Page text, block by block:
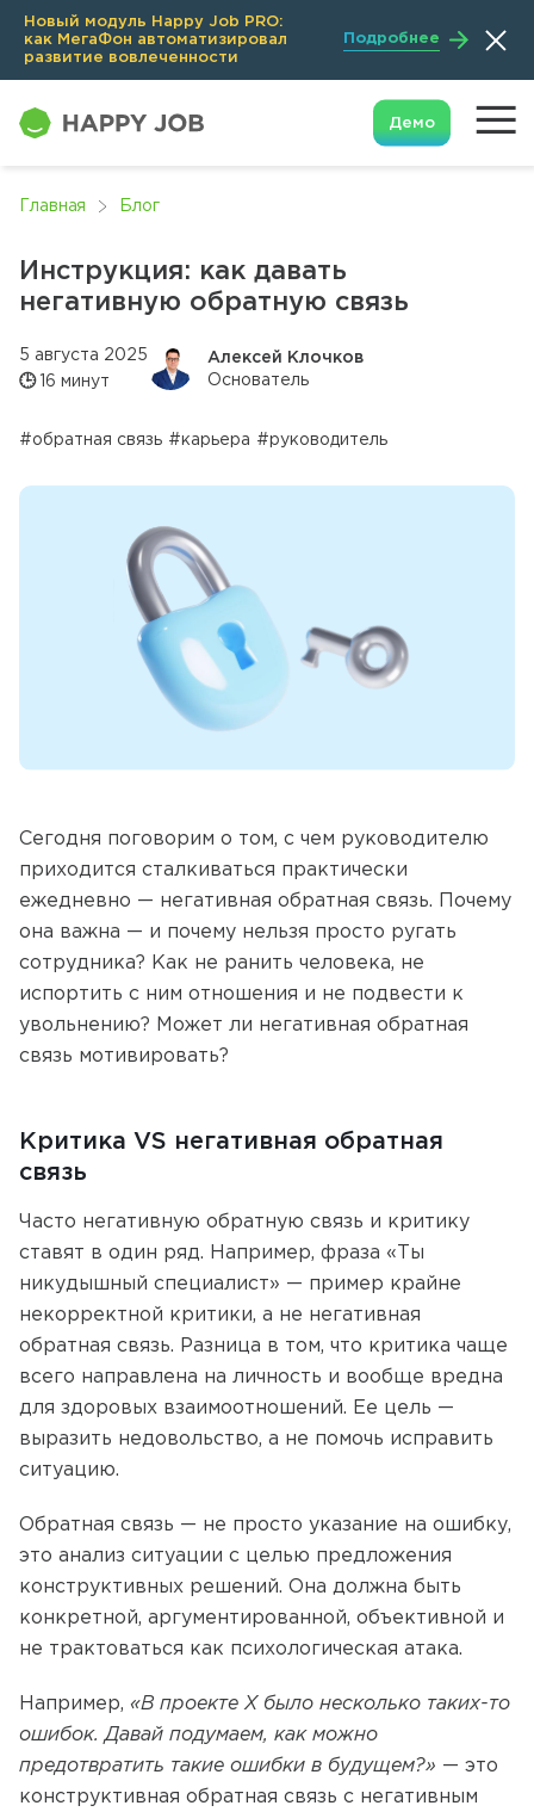
Новый модуль Happy Job PRO:
как МегаФон автоматизировал
развитие вовлеченности
Подробнее
Демо
Главная Блог
Инструкция: как давать
негативную обратную связь
5 августа 2025
🕒
16 минут
Алексей Клочков
Основатель
#обратная связь #карьера #руководитель
Сегодня поговорим о том, с чем руководителю
приходится сталкиваться практически
ежедневно — негативная обратная связь. Почему
она важна — и почему нельзя просто ругать
сотрудника? Как не ранить человека, не
испортить с ним отношения и не подвести к
увольнению? Может ли негативная обратная
связь мотивировать?
Критика VS негативная обратная
связь
Часто негативную обратную связь и критику
ставят в один ряд. Например, фраза «Ты
никудышный специалист» — пример крайне
некорректной критики, а не негативная
обратная связь. Разница в том, что критика чаще
всего направлена на личность и вообще вредна
для здоровых взаимоотношений. Ее цель —
выразить недовольство, а не помочь исправить
ситуацию.
Обратная связь — не просто указание на ошибку,
это анализ ситуации с целью предложения
конструктивных решений. Она должна быть
конкретной, аргументированной, объективной и
не трактоваться как психологическая атака.
Например, «В проекте Х было несколько таких-то
ошибок. Давай подумаем, как можно
предотвратить такие ошибки в будущем?» — это
конструктивная обратная связь с негативным